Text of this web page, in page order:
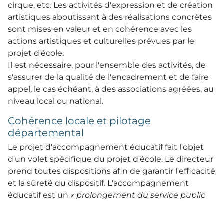
cirque, etc. Les activités d'expression et de création
artistiques aboutissant à des réalisations concrètes
sont mises en valeur et en cohérence avec les
actions artistiques et culturelles prévues par le
projet d'école.
Il est nécessaire, pour l'ensemble des activités, de
s'assurer de la qualité de l'encadrement et de faire
appel, le cas échéant, à des associations agréées, au
niveau local ou national.
Cohérence locale et pilotage
départemental
Le projet d'accompagnement éducatif fait l'objet
d'un volet spécifique du projet d'école. Le directeur
prend toutes dispositions afin de garantir l'efficacité
et la sûreté du dispositif. L'accompagnement
éducatif est un « prolongement du service public